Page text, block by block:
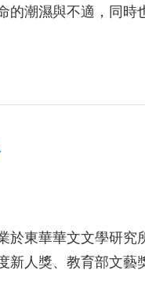
山文學年度新人獎」得
的潮濕與不適，同時
很大的旁觀性質，並
華大學華文系教授）
文學新人獎」得獎作
於東華華文文學研究
新人獎、教育部文藝